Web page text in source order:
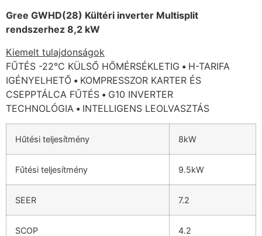
Gree GWHD(28) Kültéri inverter Multisplit
rendszerhez 8,2 kW
Kiemelt tulajdonságok
FŰTÉS -22°C KÜLSŐ HŐMÉRSÉKLETIG • H-TARIFA
IGÉNYELHETŐ • KOMPRESSZOR KARTER ÉS
CSEPPTÁLCA FŰTÉS • G10 INVERTER
TECHNOLÓGIA • INTELLIGENS LEOLVASZTÁS
Hűtési teljesítmény 8kW
Fűtési teljesítmény 9.5kW
SEER 7.2
SCOP 4.2